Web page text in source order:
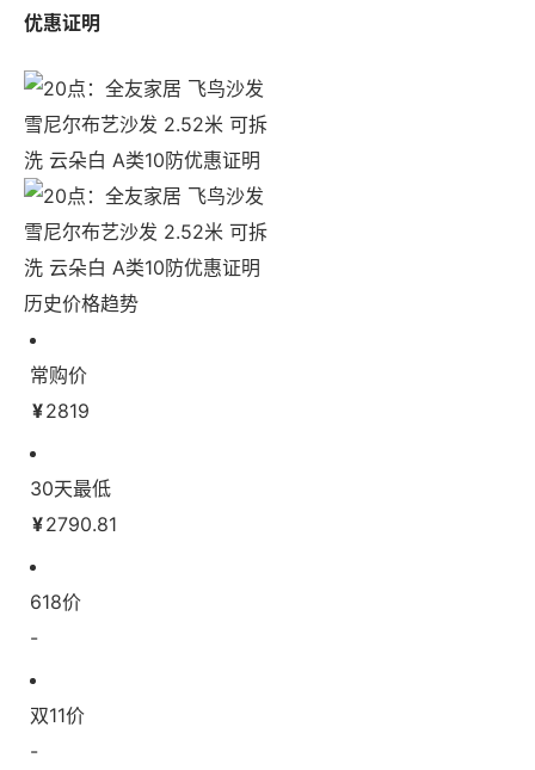
优惠证明
历史价格趋势
常购价
¥2819
30天最低
¥2790.81
618价
-
双11价
-